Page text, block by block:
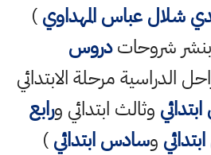
شلال عباس المهداوي)
شروحاتدروس
الدراسية مرحلة الابتدائي
ابتدائي وثالث ابتدائي ورابع
وسادس ابتدائي)